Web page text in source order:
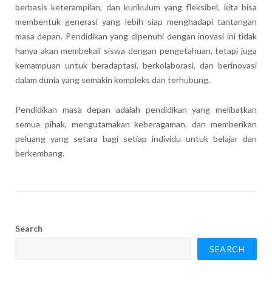
berbasis keterampilan, dan kurikulum yang fleksibel, kita bisa
membentuk generasi yang lebih siap menghadapi tantangan
masa depan. Pendidikan yang dipenuhi dengan inovasi ini tidak
hanya akan membekali siswa dengan pengetahuan, tetapi juga
kemampuan untuk beradaptasi, berkolaborasi, dan berinovasi
dalam dunia yang semakin kompleks dan terhubung.
Pendidikan masa depan adalah pendidikan yang melibatkan
semua pihak, mengutamakan keberagaman, dan memberikan
peluang yang setara bagi setiap individu untuk belajar dan
berkembang.
Search
SEARCH